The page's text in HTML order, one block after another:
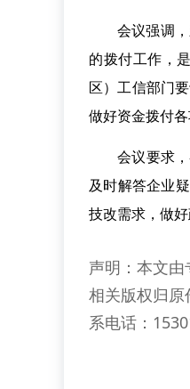
会议强调
的拨付工作，
区）工信部门
做好资金拨付各
会议要求
及时解答企业
技改需求，做
声明：本文由
相关版权归
系电话：